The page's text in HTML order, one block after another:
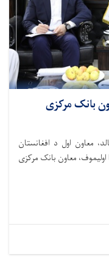
بانک مرکزی
معاون اول د افغانستان
معاون بانک مرکزی